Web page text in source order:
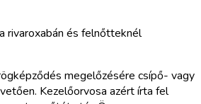
rivaroxabán és felnőtteknél
megelőzésére csípő- vagy
Kezelőorvosa azért írta fel